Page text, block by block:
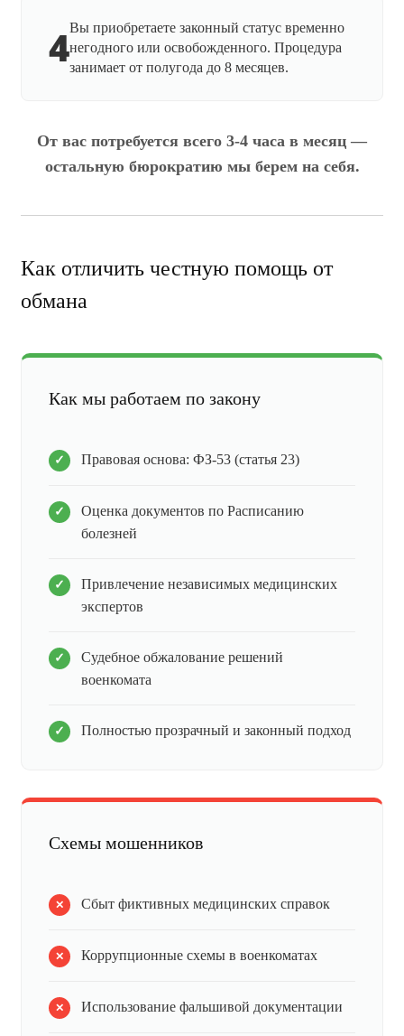
4Вы приобретаете законный статус временно
негодного или освобожденного. Процедура
занимает от полугода до 8 месяцев.
От вас потребуется всего 3-4 часа в месяц —
остальную бюрократию мы берем на себя.
Как отличить честную помощь от
обмана
Как мы работаем по закону
Правовая основа: ФЗ-53 (статья 23)
Оценка документов по Расписанию
болезней
Привлечение независимых медицинских
экспертов
Судебное обжалование решений
военкомата
Полностью прозрачный и законный подход
Схемы мошенников
Сбыт фиктивных медицинских справок
Коррупционные схемы в военкоматах
Использование фальшивой документации